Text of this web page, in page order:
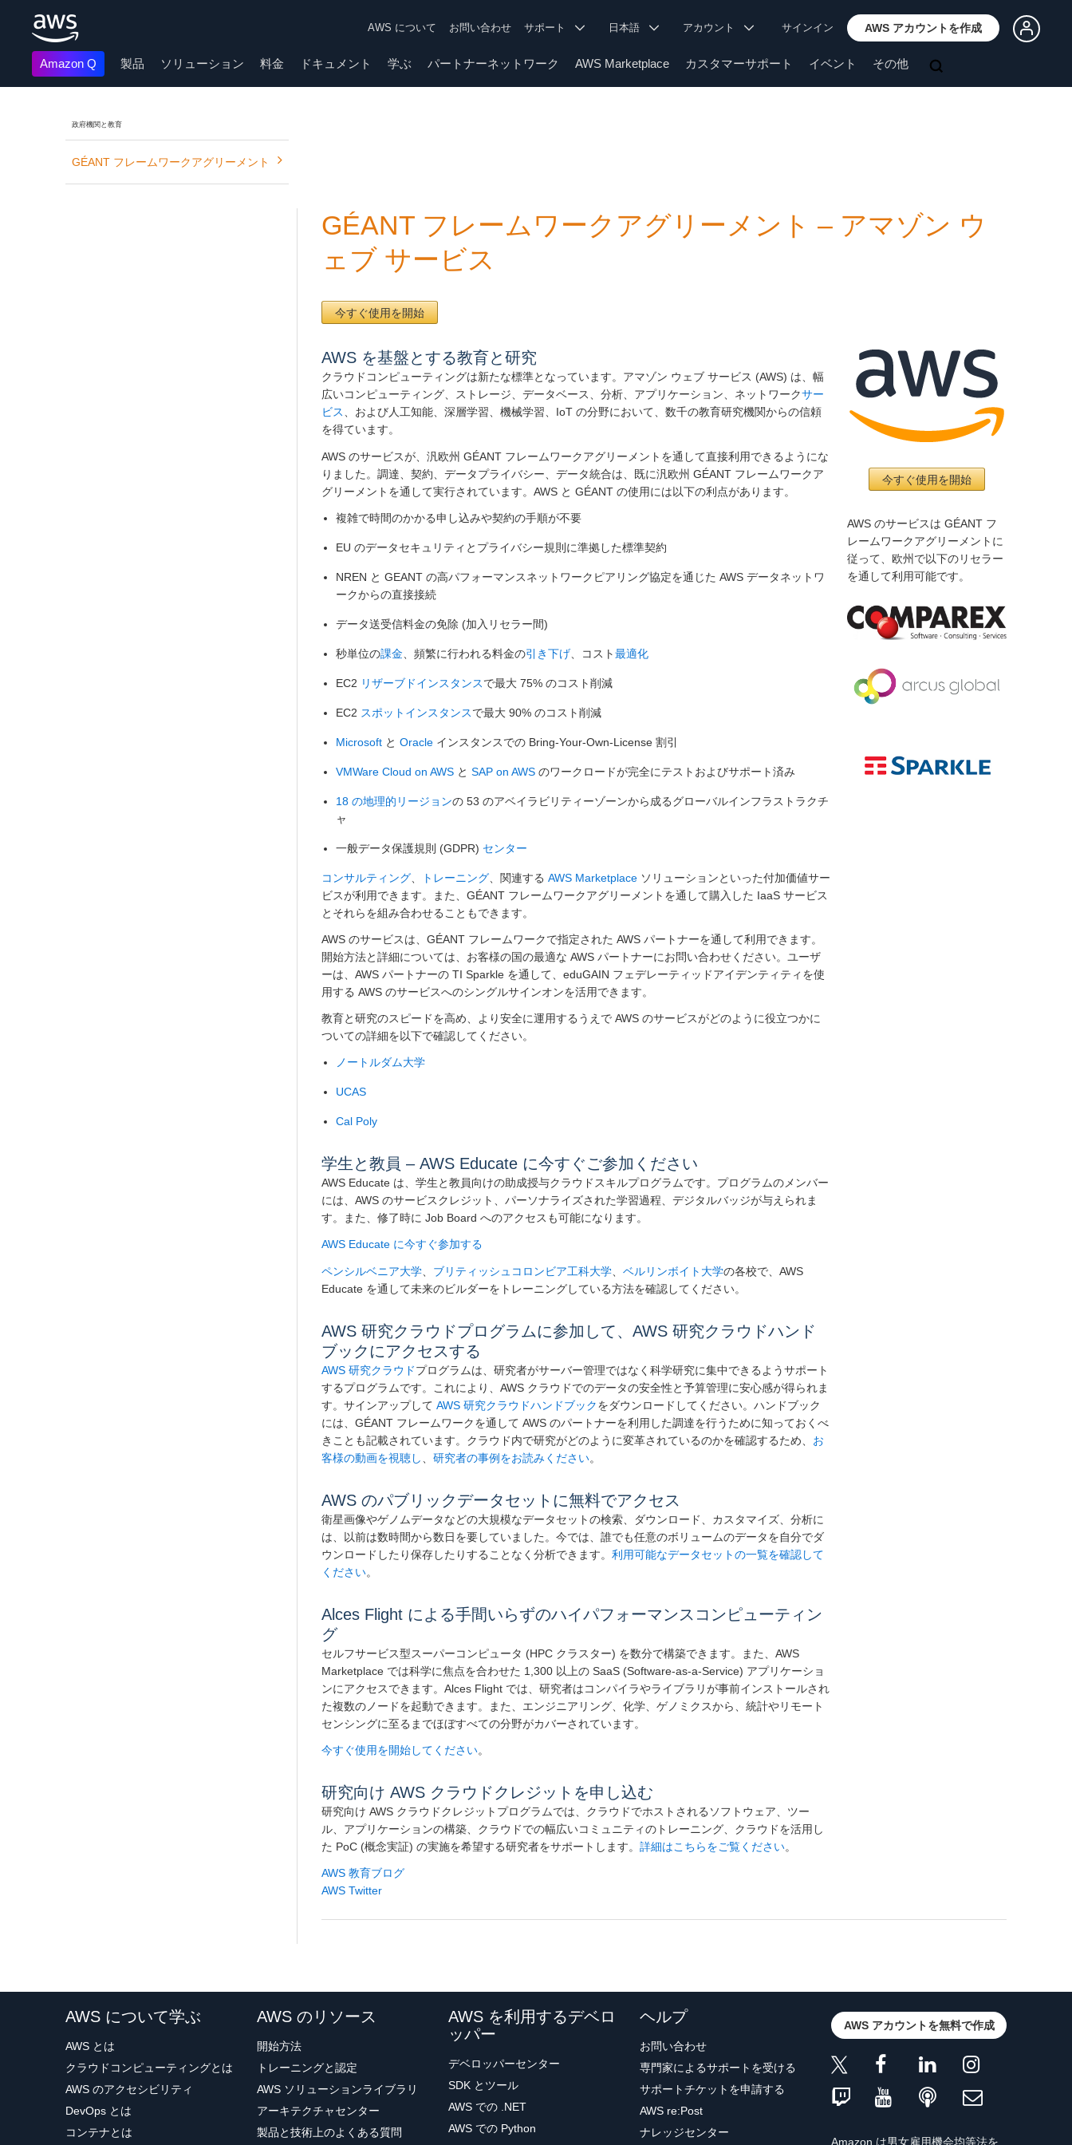
メインコンテンツに移動
AWS について お問い合わせ サポート 日本語 アカウント サインイン AWS アカウントを作成
Amazon Q 製品 ソリューション 料金 ドキュメント 学ぶ パートナーネットワーク AWS Marketplace カスタマーサポート イベント その他
政府機関と教育
GÉANT フレームワークアグリーメント
GÉANT フレームワークアグリーメント – アマゾン ウ
ェブ サービス
今すぐ使用を開始
AWS を基盤とする教育と研究
クラウドコンピューティングは新たな標準となっています。アマゾン ウェブ サービス (AWS) は、幅
広いコンピューティング、ストレージ、データベース、分析、アプリケーション、ネットワークサー
ビス、および人工知能、深層学習、機械学習、IoT の分野において、数千の教育研究機関からの信頼
を得ています。
AWS のサービスが、汎欧州 GÉANT フレームワークアグリーメントを通して直接利用できるようにな
りました。調達、契約、データプライバシー、データ統合は、既に汎欧州 GÉANT フレームワークア
グリーメントを通して実行されています。AWS と GÉANT の使用には以下の利点があります。
複雑で時間のかかる申し込みや契約の手順が不要
EU のデータセキュリティとプライバシー規則に準拠した標準契約
NREN と GEANT の高パフォーマンスネットワークピアリング協定を通じた AWS データネットワ
ークからの直接接続
データ送受信料金の免除 (加入リセラー間)
秒単位の課金 、頻繁に行われる料金の引き下げ 、コスト最適化
EC2 リザーブドインスタンスで最大 75% のコスト削減
EC2 スポットインスタンスで最大 90% のコスト削減
Microsoft と Oracle インスタンスでの Bring-Your-Own-License 割引
VMWare Cloud on AWS と SAP on AWS のワークロードが完全にテストおよびサポート済み
18 の地理的リージョンの 53 のアベイラビリティーゾーンから成るグローバルインフラストラクチ
ャ
一般データ保護規則 (GDPR) センター
コンサルティング トレーニング 、関連する AWS Marketplace ソリューションといった付加価値サー
ビスが利用できます。また、GÉANT フレームワークアグリーメントを通して購入した IaaS サービス
とそれらを組み合わせることもできます。
AWS のサービスは、GÉANT フレームワークで指定された AWS パートナーを通して利用できます。
開始方法と詳細については、お客様の国の最適な AWS パートナーにお問い合わせください。ユーザ
ーは、AWS パートナーの TI Sparkle を通して、eduGAIN フェデレーティッドアイデンティティを使
用する AWS のサービスへのシングルサインオンを活用できます。
教育と研究のスピードを高め、より安全に運用するうえで AWS のサービスがどのように役立つかに
ついての詳細を以下で確認してください。
ノートルダム大学
UCAS
Cal Poly
学生と教員 – AWS Educate に今すぐご参加ください
AWS Educate は、学生と教員向けの助成授与クラウドスキルプログラムです。プログラムのメンバー
には、AWS のサービスクレジット、パーソナライズされた学習過程、デジタルバッジが与えられま
す。また、修了時に Job Board へのアクセスも可能になります。
AWS Educate に今すぐ参加する
ペンシルベニア大学 ブリティッシュコロンビア工科大学 ベルリンボイト大学の各校で、AWS
Educate を通して未来のビルダーをトレーニングしている方法を確認してください。
AWS 研究クラウドプログラムに参加して、AWS 研究クラウドハンド
ブックにアクセスする
AWS 研究クラウドプログラムは、研究者がサーバー管理ではなく科学研究に集中できるようサポート
するプログラムです。これにより、AWS クラウドでのデータの安全性と予算管理に安心感が得られま
す。サインアップして AWS 研究クラウドハンドブックをダウンロードしてください。ハンドブック
には、GÉANT フレームワークを通して AWS のパートナーを利用した調達を行うために知っておくべ
きことも記載されています。クラウド内で研究がどのように変革されているのかを確認するため、 お
客様の動画を視聴し
研究者の事例をお読みください。
AWS のパブリックデータセットに無料でアクセス
衛星画像やゲノムデータなどの大規模なデータセットの検索、ダウンロード、カスタマイズ、分析に
は、以前は数時間から数日を要していました。今では、誰でも任意のボリュームのデータを自分でダ
ウンロードしたり保存したりすることなく分析できます。 利用可能なデータセットの一覧を確認して
ください。
Alces Flight による手間いらずのハイパフォーマンスコンピューティン
グ
セルフサービス型スーパーコンピュータ (HPC クラスター) を数分で構築できます。また、AWS
Marketplace では科学に焦点を合わせた 1,300 以上の SaaS (Software-as-a-Service) アプリケーショ
ンにアクセスできます。Alces Flight では、研究者はコンパイラやライブラリが事前インストールされ
た複数のノードを起動できます。また、エンジニアリング、化学、ゲノミクスから、統計やリモート
センシングに至るまでほぼすべての分野がカバーされています。
今すぐ使用を開始してください。
研究向け AWS クラウドクレジットを申し込む
研究向け AWS クラウドクレジットプログラムでは、クラウドでホストされるソフトウェア、ツー
ル、アプリケーションの構築、クラウドでの幅広いコミュニティのトレーニング、クラウドを活用し
た PoC (概念実証) の実施を希望する研究者をサポートします。 詳細はこちらをご覧ください。
AWS 教育ブログ
AWS Twitter
今すぐ使用を開始
AWS のサービスは GÉANT フ
レームワークアグリーメントに
従って、欧州で以下のリセラー
を通して利用可能です。
AWS について学ぶ
AWS とは
クラウドコンピューティングとは
AWS のアクセシビリティ
DevOps とは
コンテナとは
AWS のリソース
開始方法
トレーニングと認定
AWS ソリューションライブラリ
アーキテクチャセンター
製品と技術上のよくある質問
AWS を利用するデベロ
ッパー
デベロッパーセンター
SDK とツール
AWS での .NET
AWS での Python
ヘルプ
お問い合わせ
専門家によるサポートを受ける
サポートチケットを申請する
AWS re:Post
ナレッジセンター
AWS アカウントを無料で作成
Amazon は男女雇用機会均等法を